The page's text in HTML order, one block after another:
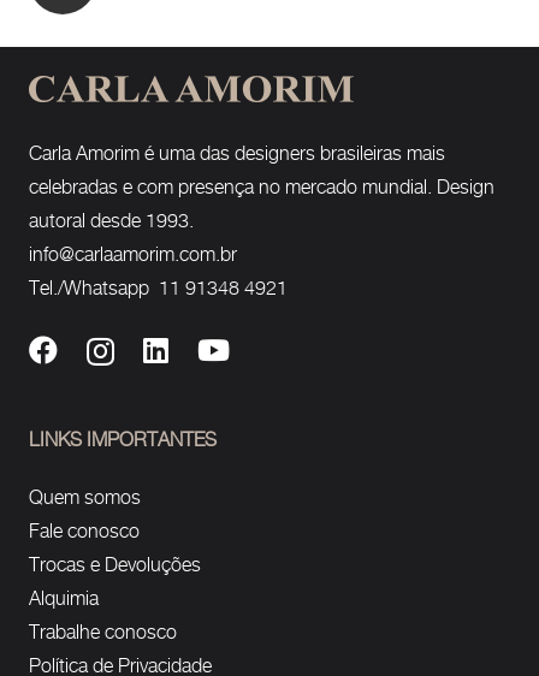
Carla Amorim é uma das designers brasileiras mais
celebradas e com presença no mercado mundial. Design
autoral desde 1993.
info@carlaamorim.com.br
Tel./Whatsapp 11 91348 4921
LINKS IMPORTANTES
Quem somos
Fale conosco
Trocas e Devoluções
Alquimia
Trabalhe conosco
Política de Privacidade